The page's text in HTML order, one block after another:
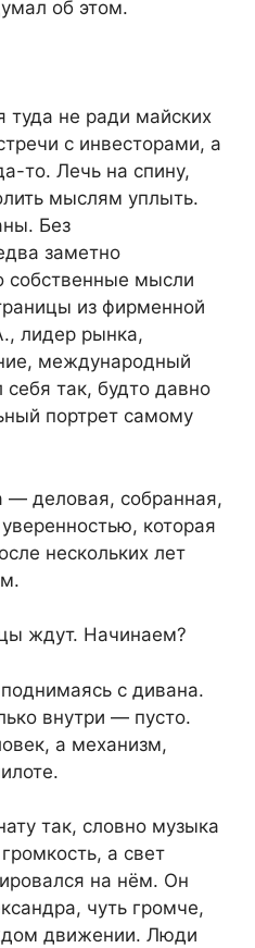
об этом.
туда не ради майских
с инвесторами, а
то. Лечь на спину,
мыслям уплыть.
Без
заметно
собственные мысли
из фирменной
лидер рынка,
международный
так, будто давно
портрет самому
— деловая, собранная,
которая
нескольких лет
ждут. Начинаем?
с дивана.
внутри — пусто.
а механизм,
так, словно музыка
а свет
на нём. Он
чуть громче,
движении. Люди